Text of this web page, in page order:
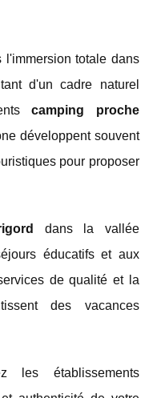
l'immersion totale dans
d'un cadre naturel
camping proche
développent souvent
pour proposer
dans la vallée
éducatifs et aux
de qualité et la
des vacances
les établissements